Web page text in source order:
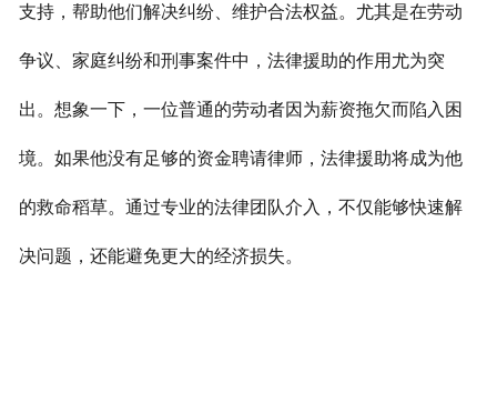
支持，帮助他们解决纠纷、维护合法权益。尤其是在劳动
争议、家庭纠纷和刑事案件中，法律援助的作用尤为突
出。 想象一下，一位普通的劳动者因为薪资拖欠而陷入困
境。如果他没有足够的资金聘请律师，法律援助将成为他
的救命稻草。通过专业的法律团队介入，不仅能够快速解
决问题，还能避免更大的经济损失。